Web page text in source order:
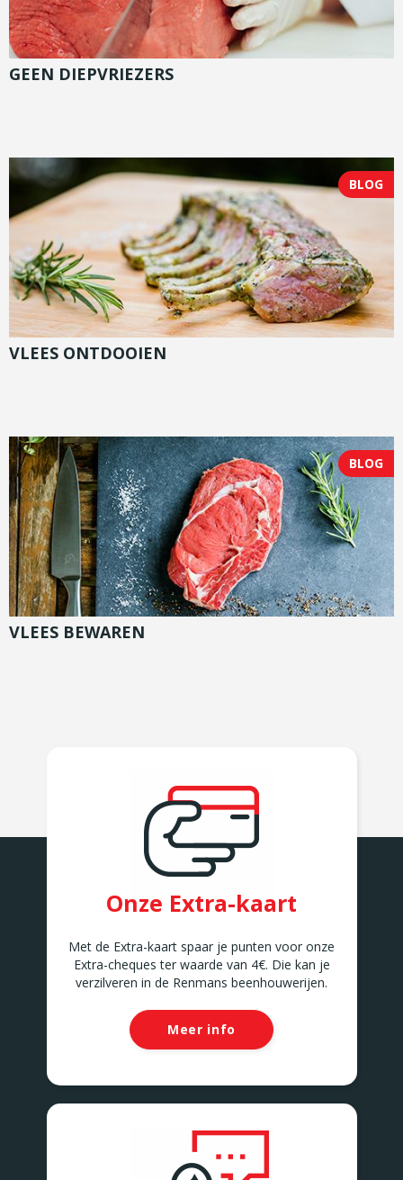
GEEN DIEPVRIEZERS
BLOG
VLEES ONTDOOIEN
BLOG
VLEES BEWAREN
Onze Extra-kaart
Met de Extra-kaart spaar je punten voor onze
Extra-cheques ter waarde van 4€. Die kan je
verzilveren in de Renmans beenhouwerijen.
Meer info